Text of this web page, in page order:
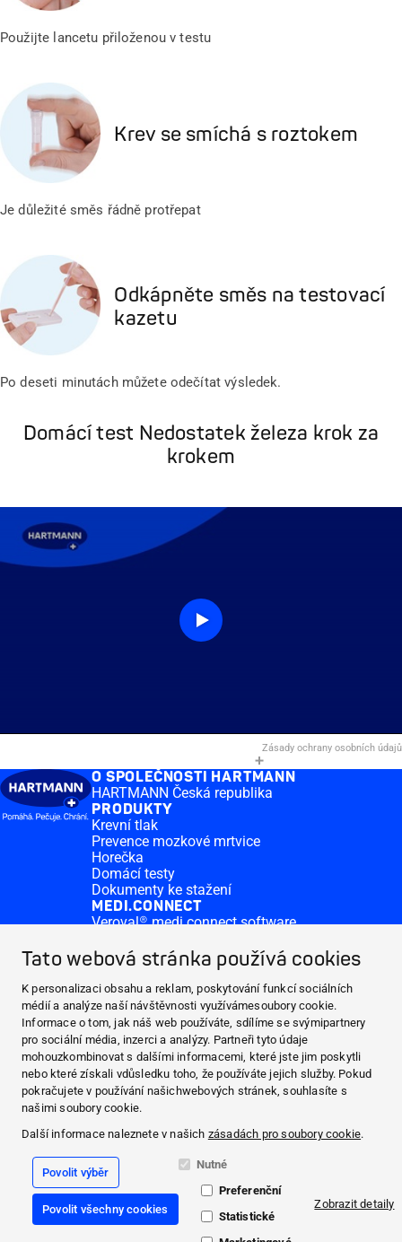
Tato webová stránka používá cookies
K personalizaci obsahu a reklam, poskytování funkcí sociálních
médií a analýze naší návštěvnosti využívámesoubory cookie.
Informace o tom, jak náš web používáte, sdílíme se svýmipartnery
pro sociální média, inzerci a analýzy. Partneři tyto údaje
mohouzkombinovat s dalšími informacemi, které jste jim poskytli
nebo které získali vdůsledku toho, že používáte jejich služby. Pokud
pokračujete v používání našichwebových stránek, souhlasíte s
našimi soubory cookie.
Další informace naleznete v našich zásadách pro soubory cookie.
Povolit výběr
Povolit všechny cookies
Nutné
Preferenční
Statistické
Zobrazit detaily
Použijte lancetu přiloženou v testu
Krev se smíchá s roztokem
Je důležité směs řádně protřepat
Odkápněte směs na testovací
kazetu
Po deseti minutách můžete odečítat výsledek.
Domácí test Nedostatek železa krok za
krokem
Zásady ochrany osobních údajů
O SPOLEČNOSTI HARTMANN
HARTMANN Česká republika
PRODUKTY
Krevní tlak
Prevence mozkové mrtvice
Horečka
Domácí testy
Dokumenty ke stažení
MEDI.CONNECT
Veroval® medi.connect software
VÍTE, ŽE...
Krevní tlak
Prevence mozkové mrtvice
Horečka
Domácí testy
O SPOLEČNOSTI HARTMANN
PRODUKTY
MEDI.CONNECT
VÍTE, ŽE...
Facebook
YouTube
Zásady používání cookies
Zásady zpracování osobních údajů